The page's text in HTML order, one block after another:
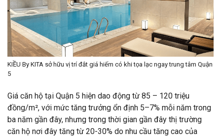
KIỀU By KITA sở hữu vị trí đắt giá hiếm có khi tọa lạc ngay trung tâm Quận
5
Giá căn hộ tại Quận 5 hiện dao động từ 85 – 120 triệu
đồng/m², với mức tăng trưởng ổn định 5–7% mỗi năm trong
ba năm gần đây, nhưng trong thời gian gần đây thị trường
căn hộ nơi đây tăng từ 20-30% do nhu cầu tăng cao của